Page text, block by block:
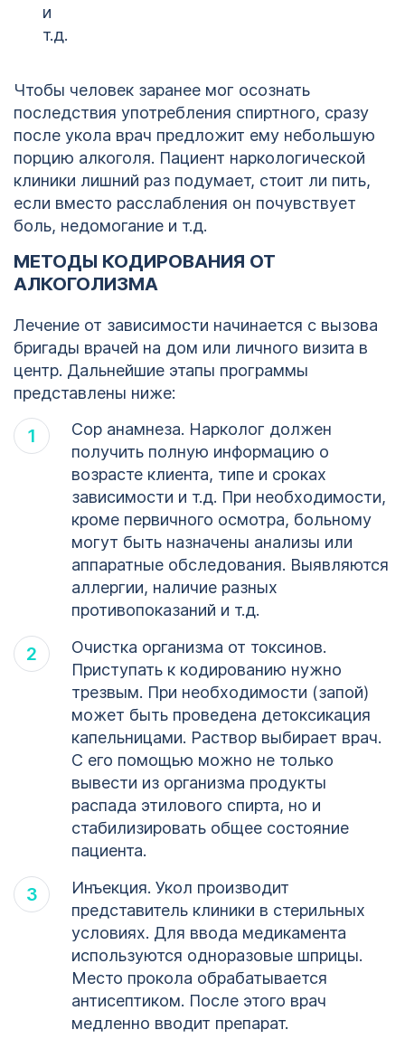
и
т.д.
Чтобы человек заранее мог осознать
последствия употребления спиртного, сразу
после укола врач предложит ему небольшую
порцию алкоголя. Пациент наркологической
клиники лишний раз подумает, стоит ли пить,
если вместо расслабления он почувствует
боль, недомогание и т.д.
МЕТОДЫ КОДИРОВАНИЯ ОТ
АЛКОГОЛИЗМА
Лечение от зависимости начинается с вызова
бригады врачей на дом или личного визита в
центр. Дальнейшие этапы программы
представлены ниже:
Сор анамнеза. Нарколог должен
получить полную информацию о
возрасте клиента, типе и сроках
зависимости и т.д. При необходимости,
кроме первичного осмотра, больному
могут быть назначены анализы или
аппаратные обследования. Выявляются
аллергии, наличие разных
противопоказаний и т.д.
Очистка организма от токсинов.
Приступать к кодированию нужно
трезвым. При необходимости (запой)
может быть проведена детоксикация
капельницами. Раствор выбирает врач.
С его помощью можно не только
вывести из организма продукты
распада этилового спирта, но и
стабилизировать общее состояние
пациента.
Инъекция. Укол производит
представитель клиники в стерильных
условиях. Для ввода медикамента
используются одноразовые шприцы.
Место прокола обрабатывается
антисептиком. После этого врач
медленно вводит препарат.